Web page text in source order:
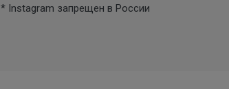
* Instagram запрещен в России